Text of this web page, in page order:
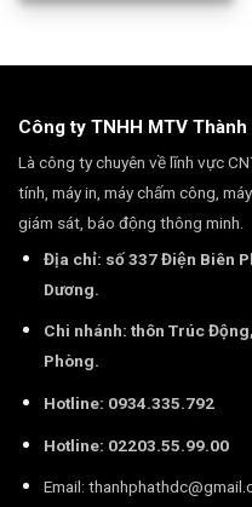
Công ty TNHH MTV Thành
Là công ty chuyên về lĩnh vực
tính, máy in, máy chấm công,
giám sát, báo động thông minh.
Địa chỉ: số 337 Điện Biên
Dương.
Chi nhánh: thôn Trúc
Phòng.
Hotline: 0934.335.792
Hotline: 02203.55.99.00
Email: